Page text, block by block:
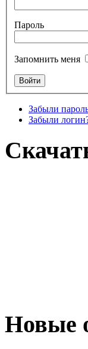
Пароль
Запомнить меня
Забыли
Забыли
Новые